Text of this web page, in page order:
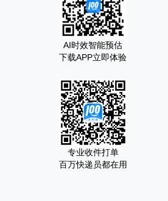
AI时效智能预估
下载APP立即体验
专业收件打单
百万快递员都在用